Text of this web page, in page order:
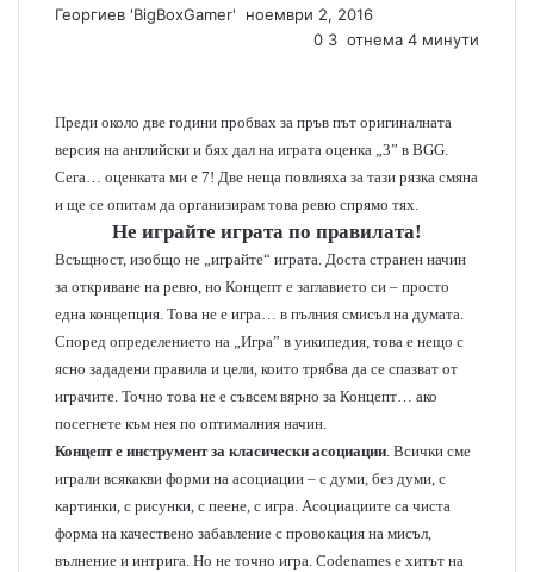
Георгиев 'BigBoxGamer'
S
a
a
i
l
ноември 2, 2016
0 3 отнема 4 минути
Преди около две години пробвах за пръв път оригиналната
версия на английски и бях дал на играта оценка „3” в BGG.
Сега… оценката ми е 7! Две неща повлияха за тази рязка смяна
и ще се опитам да организирам това ревю спрямо тях.
Не играйте играта по правилата!
Всъщност, изобщо не „играйте“ играта. Доста странен начин
за откриване на ревю, но Концепт е заглавието си – просто
една концепция. Това не е игра… в пълния смисъл на думата.
Според определението на „Игра” в уикипедия, това е нещо с
ясно зададени правила и цели, които трябва да се спазват от
играчите. Точно това не е съвсем вярно за Концепт… ако
посегнете към нея по оптималния начин.
Концепт е инструмент за класически асоциации. Всички сме
играли всякакви форми на асоциации – с думи, без думи, с
картинки, с рисунки, с пеене, с игра. Асоциациите са чиста
форма на качествено забавление с провокация на мисъл,
вълнение и интрига. Но не точно игра. Codenames е хитът на